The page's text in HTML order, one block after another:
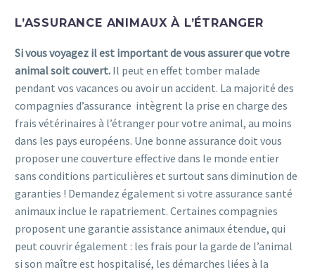
L’ASSURANCE ANIMAUX À L’ÉTRANGER
Si vous voyagez il est important de vous assurer que votre
animal soit couvert. Il peut en effet tomber malade
pendant vos vacances ou avoir un accident. La majorité des
compagnies d’assurance intègrent la prise en charge des
frais vétérinaires à l’étranger pour votre animal, au moins
dans les pays européens. Une bonne assurance doit vous
proposer une couverture effective dans le monde entier
sans conditions particulières et surtout sans diminution de
garanties ! Demandez également si votre assurance santé
animaux inclue le rapatriement. Certaines compagnies
proposent une garantie assistance animaux étendue, qui
peut couvrir également : les frais pour la garde de l’animal
si son maître est hospitalisé, les démarches liées à la